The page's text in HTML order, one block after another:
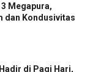
Megapura,
dan Kondusivitas
di Pagi Hari,